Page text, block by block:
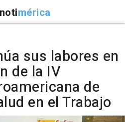
notimérica
sus labores en
de la IV
de
en el Trabajo